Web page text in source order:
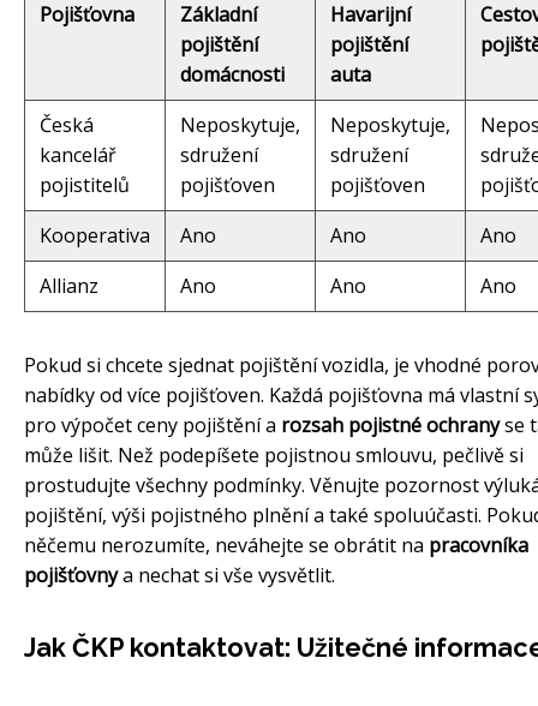
Pojišťovna
Základní
pojištění
domácnosti
Havarijní
pojištění
auta
Česká
kancelář
pojistitelů
Neposkytuje,
sdružení
pojišťoven
Neposkytuje,
sdružení
pojišťoven
Kooperativa
Ano Ano
Ano
Allianz
Ano Ano Ano
Pokud si chcete sjednat pojištění vozidla, je vhodné
nabídky od více pojišťoven. Každá pojišťovna má vlastní
pro výpočet ceny pojištění a rozsah pojistné ochranyse
může lišit. Než podepíšete pojistnou smlouvu, pečlivě si
prostudujte všechny podmínky. Věnujte pozornost
pojištění, výši pojistného plnění a také spoluúčasti.
něčemu nerozumíte, neváhejte se obrátit na pracovníka
pojišťovnya nechat si vše vysvětlit.
Jak ČKP kontaktovat: Užitečné